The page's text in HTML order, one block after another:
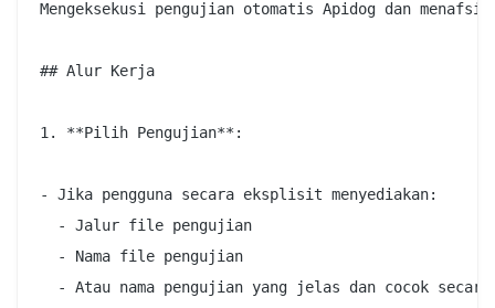
Mengeksekusi pengujian otomatis Apidog dan
## Alur Kerja
1. **Pilih Pengujian**:
- Jika pengguna secara eksplisit menyediakan:
  - Jalur file pengujian
  - Nama file pengujian
- Atau nama pengujian yang jelas dan cocok secara